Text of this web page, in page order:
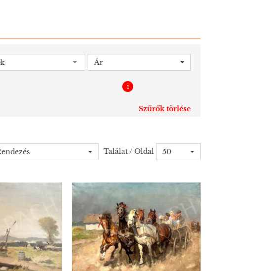
Ár
i
Szűrők törlése
Találat / Oldal 50